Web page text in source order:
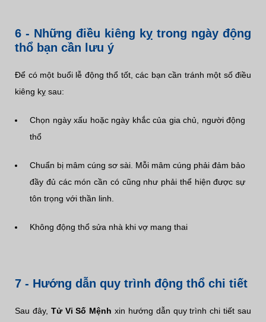
6 - Những điều kiêng kỵ trong ngày động
thổ bạn cần lưu ý
Để có một buổi lễ động thổ tốt, các bạn cần tránh một số điều
kiêng kỵ sau:
Chọn ngày xấu hoặc ngày khắc của gia chủ, người động
thổ
Chuẩn bị mâm cúng sơ sài. Mỗi mâm cúng phải đảm bảo
đầy đủ các món cần có cũng như phải thể hiện được sự
tôn trọng với thần linh.
Không động thổ sửa nhà khi vợ mang thai
7 - Hướng dẫn quy trình động thổ chi tiết
Sau đây, Tử Vi Số Mệnh xin hướng dẫn quy trình chi tiết sau